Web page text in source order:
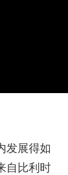
发展得如
自比利时